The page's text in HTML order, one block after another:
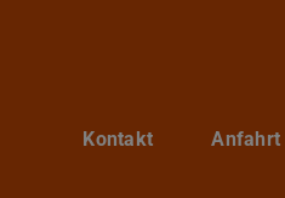
Kontakt Anfahrt